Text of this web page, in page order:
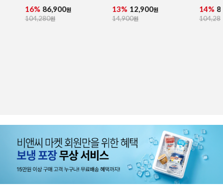
86,900원
104,280원
12,900원
14,900원
89,000
104,280원